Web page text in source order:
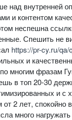
над внутренней
и контентом
неспешна
Спешить не
https://pr-cy.ru/qa/
и
многим фразам
в топ 20-30
и с
2 лет, спокойно
много